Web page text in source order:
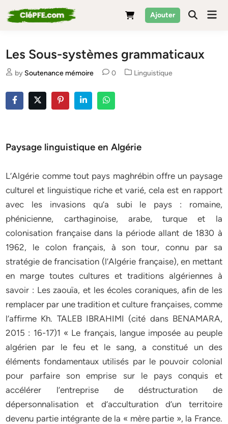
to
Ajouter
Les Sous-systèmes grammaticaux
by Soutenance mémoire 0
Posted
Linguistique
Paysage linguistique en Algérie
L’Algérie comme tout pays maghrébin offre un paysage
culturel et linguistique riche et varié, cela est en rapport
avec les invasions qu’a subi le pays : romaine,
phénicienne, carthaginoise, arabe, turque et la
colonisation française dans la période allant de 1830 à
1962, le colon français, à son tour, connu par sa
stratégie de francisation (l’Algérie française), en mettant
en marge toutes cultures et traditions algériennes à
savoir : Les zaouïa, et les écoles coraniques, afin de les
remplacer par une tradition et culture françaises, comme
l’affirme Kh. TALEB IBRAHIMI (cité dans BENAMARA,
2015 : 16-17)1 « Le français, langue imposée au peuple
algérien par le feu et le sang, a constitué un des
éléments fondamentaux utilisés par le pouvoir colonial
pour parfaire son emprise sur le pays conquis et
accélérer l’entreprise de déstructuration de
dépersonnalisation et d’acculturation d’un territoire
devenu partie intégrante de la « mère partie », la France.